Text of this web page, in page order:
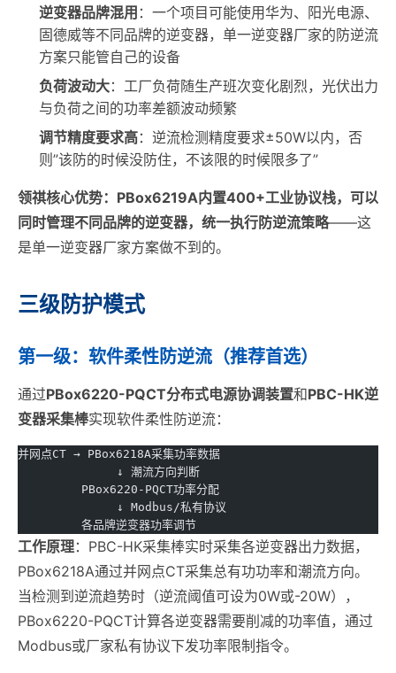
逆变器品牌混用 ：一个项目可能使用华为、阳光电源、
固德威等不同品牌的逆变器，单一逆变器厂家的防逆流
方案只能管自己的设备
负荷波动大：工厂负荷随生产班次变化剧烈，光伏出力
与负荷之间的功率差额波动频繁
调节精度要求高：逆流检测精度要求±50W以内，否
则”该防的时候没防住，不该限的时候限多了”
领祺核心优势：PBox6219A内置400+工业协议栈，可以
同时管理不同品牌的逆变器，统一执行防逆流策略——这
是单一逆变器厂家方案做不到的。
三级防护模式
第一级：软件柔性防逆流（推荐首选）
通过PBox6220-PQCT分布式电源协调装置和PBC-HK逆
变器采集棒实现软件柔性防逆流：
并网点CT → PBox6218A采集功率数据
              ↓ 潮流方向判断
         PBox6220-PQCT功率分配
              ↓ Modbus/私有协议
         各品牌逆变器功率调节
工作原理：PBC-HK采集棒实时采集各逆变器出力数据，
PBox6218A通过并网点CT采集总有功功率和潮流方向。
当检测到逆流趋势时（逆流阈值可设为0W或-20W），
PBox6220-PQCT计算各逆变器需要削减的功率值，通过
Modbus或厂家私有协议下发功率限制指令。